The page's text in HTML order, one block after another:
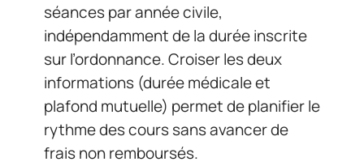
séances par année civile,
indépendamment de la durée inscrite
sur l’ordonnance. Croiser les deux
informations (durée médicale et
plafond mutuelle) permet de planifier le
rythme des cours sans avancer de
frais non remboursés.